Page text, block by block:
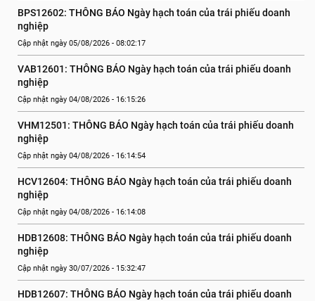
BPS12602: THÔNG BÁO Ngày hạch toán của trái phiếu doanh
nghiệp
Cập nhật ngày 05/08/2026 - 08:02:17
VAB12601: THÔNG BÁO Ngày hạch toán của trái phiếu doanh
nghiệp
Cập nhật ngày 04/08/2026 - 16:15:26
VHM12501: THÔNG BÁO Ngày hạch toán của trái phiếu doanh
nghiệp
Cập nhật ngày 04/08/2026 - 16:14:54
HCV12604: THÔNG BÁO Ngày hạch toán của trái phiếu doanh
nghiệp
Cập nhật ngày 04/08/2026 - 16:14:08
HDB12608: THÔNG BÁO Ngày hạch toán của trái phiếu doanh
nghiệp
Cập nhật ngày 30/07/2026 - 15:32:47
HDB12607: THÔNG BÁO Ngày hạch toán của trái phiếu doanh